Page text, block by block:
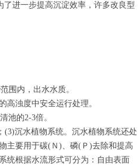
进一步提高沉淀效率，许多改良型
围内，出水水质。
高浊度中安全运行处理。
池的2-3倍。
(3)沉水植物系统。沉水植物系统还处
主要用于碳(Ｎ)、磷(Ｐ)去除和提高
统根据水流形式可分为：自由表面